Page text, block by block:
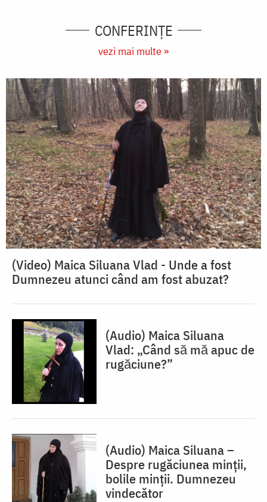
CONFERINȚE
vezi mai multe »
(Video) Maica Siluana Vlad - Unde a fost
Dumnezeu atunci când am fost abuzat?
(Audio) Maica Siluana
Vlad: „Când să mă apuc de
rugăciune?”
(Audio) Maica Siluana –
Despre rugăciunea minții,
bolile minții. Dumnezeu
vindecător